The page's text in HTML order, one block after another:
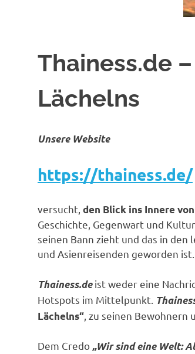
Thainess.de
Lächelns
Unsere Website
https://thainess.de/
versucht, den Blick ins Innere
Geschichte, Gegenwart und
seinen Bann zieht und das in
und Asienreisenden geworden ist.
Thainess.deist weder eine
Hotspots im Mittelpunkt.
Lächelns“ , zu seinen
Dem Credo„Wir sind eine Welt: